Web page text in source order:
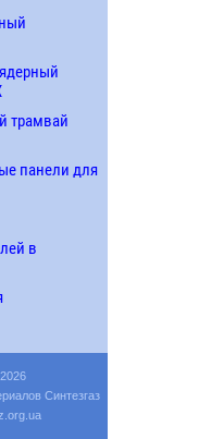
трамвай
панели для
в
Синтезгаз